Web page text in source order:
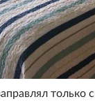
только